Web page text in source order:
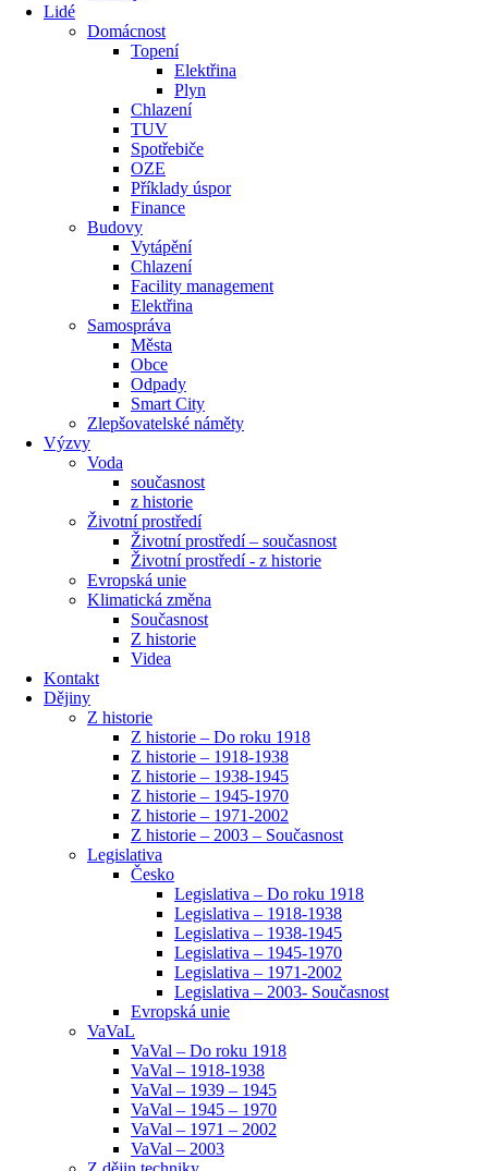
Lidé
Domácnost
Topení
Elektřina
Plyn
Chlazení
TUV
Spotřebiče
OZE
Příklady úspor
Finance
Budovy
Vytápění
Chlazení
Facility management
Elektřina
Samospráva
Města
Obce
Odpady
Smart City
Zlepšovatelské náměty
Výzvy
Voda
současnost
z historie
Životní prostředí
Životní prostředí – současnost
Životní prostředí ​- z historie
Evropská unie
Klimatická změna
Současnost
Z historie
Videa
Kontakt
Dějiny
Z historie
Z historie – Do roku 1918
Z historie – 1918-1938
Z historie – 1938-1945
Z historie – 1945-1970
Z historie – 1971-2002
Z historie – 2003 – Současnost
Legislativa
Česko
Legislativa – Do roku 1918
Legislativa – 1918-1938
Legislativa – 1938-1945
Legislativa – 1945-1970
Legislativa – 1971-2002
Legislativa – 2003- Současnost
Evropská unie
VaVaL
VaVal – Do roku 1918
VaVal – 1918-1938
VaVal – 1939 – 1945
VaVal – 1945 – 1970
VaVal – 1971 – 2002
VaVal – 2003